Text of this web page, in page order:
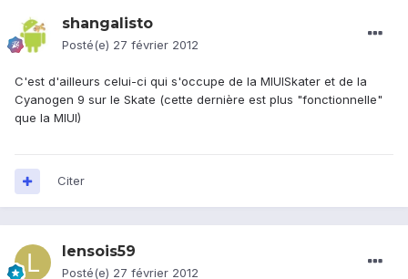
shangalisto
Posté(e) 27 février 2012
C'est d'ailleurs celui-ci qui s'occupe de la MIUISkater et de la
Cyanogen 9 sur le Skate (cette dernière est plus "fonctionnelle"
que la MIUI)
Citer
lensois59
Posté(e) 27 février 2012